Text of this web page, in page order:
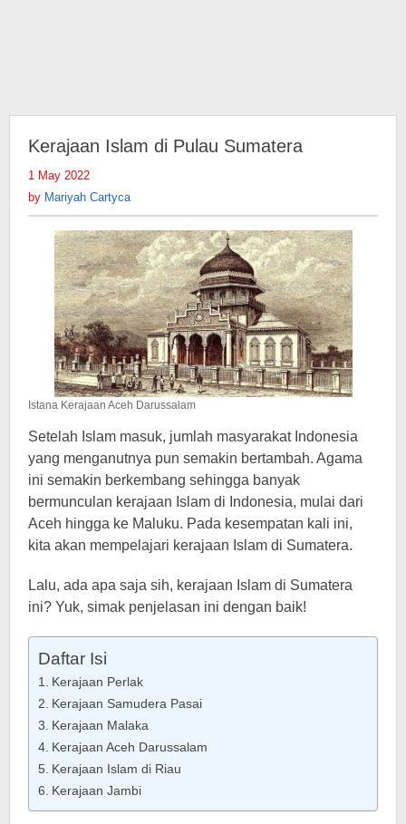
Kerajaan Islam di Pulau Sumatera
1 May 2022
Mariyah
by Mariyah Cartyca
Istana Kerajaan Aceh Darussalam
Setelah Islam masuk, jumlah masyarakat Indonesia
yang menganutnya pun semakin bertambah. Agama
ini semakin berkembang sehingga banyak
bermunculan kerajaan Islam di Indonesia, mulai dari
Aceh hingga ke Maluku. Pada kesempatan kali ini,
kita akan mempelajari kerajaan Islam di Sumatera.
Lalu, ada apa saja sih, kerajaan Islam di Sumatera
ini? Yuk, simak penjelasan ini dengan baik!
Daftar Isi
Kerajaan Perlak
Kerajaan Samudera Pasai
Kerajaan Malaka
Kerajaan Aceh Darussalam
Kerajaan Islam di Riau
Kerajaan Jambi